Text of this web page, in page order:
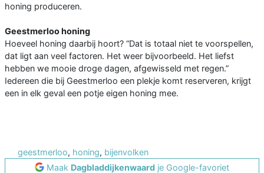
honing produceren.
Geestmerloo honing
Hoeveel honing daarbij hoort? “Dat is totaal niet te voorspellen,
dat ligt aan veel factoren. Het weer bijvoorbeeld. Het liefst
hebben we mooie droge dagen, afgewisseld met regen.”
Iedereen die bij Geestmerloo een plekje komt reserveren, krijgt
een in elk geval een potje eigen honing mee.
geestmerloo, honing, bijenvolken
Maak Dagbladdijkenwaard je Google-favoriet